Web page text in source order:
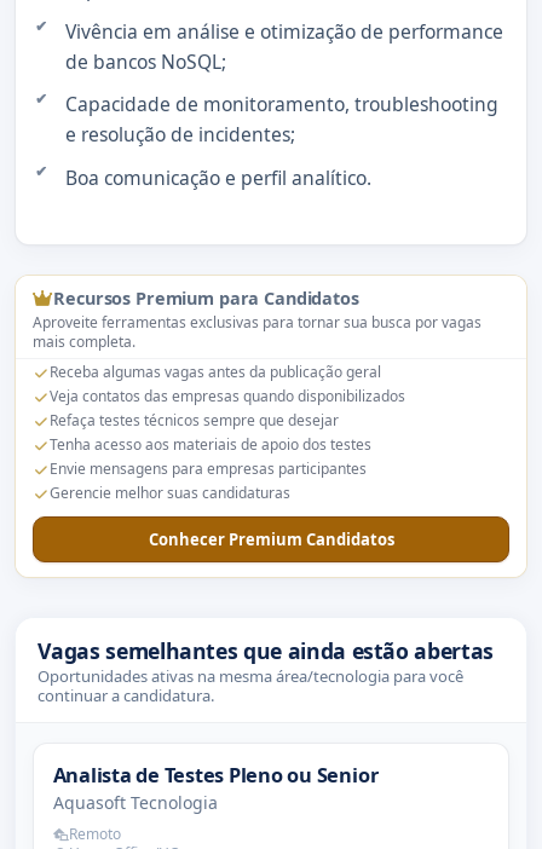
Vivência em análise e otimização de performance
de bancos NoSQL;
Capacidade de monitoramento, troubleshooting
e resolução de incidentes;
Boa comunicação e perfil analítico.
Recursos Premium para Candidatos
Aproveite ferramentas exclusivas para tornar sua busca por vagas
mais completa.
Receba algumas vagas antes da publicação geral
Veja contatos das empresas quando disponibilizados
Refaça testes técnicos sempre que desejar
Tenha acesso aos materiais de apoio dos testes
Envie mensagens para empresas participantes
Gerencie melhor suas candidaturas
Conhecer Premium Candidatos
Vagas semelhantes que ainda estão abertas
Oportunidades ativas na mesma área/tecnologia para você
continuar a candidatura.
Analista de Testes Pleno ou Senior
Aquasoft Tecnologia
Remoto